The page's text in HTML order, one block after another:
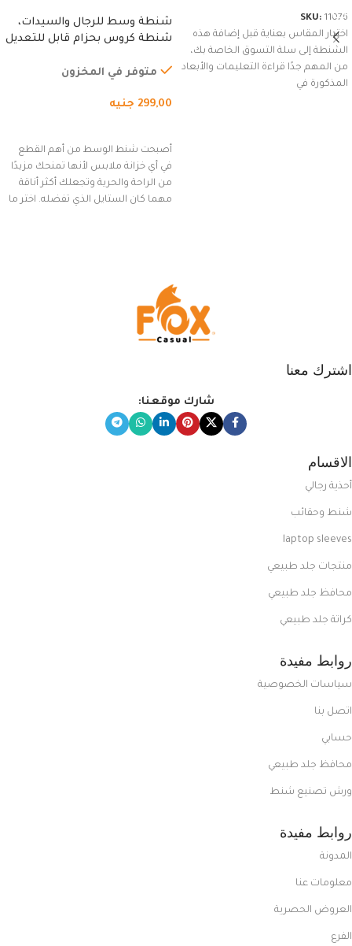
SKU: 11076
اختيار المقاس بعناية قبل إضافة هذه
الشنطة إلى سلة التسوق الخاصة بك،
من المهم جدًا قراءة التعليمات والأبعاد
المذكورة في
شنطة وسط للرجال والسيدات،
شنطة كروس بحزام قابل للتعديل
السفر، الجري العادي، المشي
(رمادي)
متوفر في المخزون
299,00 جنيه
أصبحت شنط الوسط من أهم القطع
في أي خزانة ملابس لأنها تمنحك مزيدًا
من الراحة والحرية وتجعلك أكثر أناقة
مهما كان الستايل الذي تفضله. اختر ما
اشترك معنا
شارك موقعنا:
الاقسام
أحذية رجالي
شنط وحقائب
laptop sleeves
منتجات جلد طبيعي
محافظ جلد طبيعي
كراتة جلد طبيعي
روابط مفيدة
سياسات الخصوصية
اتصل بنا
حسابي
محافظ جلد طبيعي
ورش تصنيع شنط
روابط مفيدة
المدونة
معلومات عنا
العروض الحصرية
الفرع